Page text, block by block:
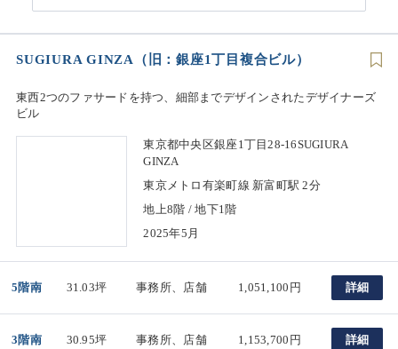
SUGIURA GINZA（旧：銀座1丁目複合ビル）
東西2つのファサードを持つ、細部までデザインされたデザイナーズ
ビル
東京都中央区銀座1丁目28-16SUGIURA
GINZA
東京メトロ有楽町線 新富町駅 2分
地上8階 / 地下1階
2025年5月
5階南 31.03坪 事務所、店舗 1,051,100円 詳細
3階南 30.95坪 事務所、店舗 1,153,700円 詳細